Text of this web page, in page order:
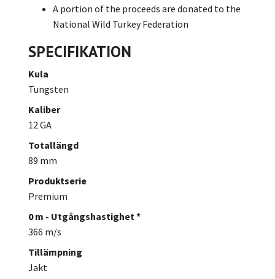
A portion of the proceeds are donated to the
National Wild Turkey Federation
SPECIFIKATION
Kula
Tungsten
Kaliber
12 GA
Totallängd
89 mm
Produktserie
Premium
0 m - Utgångshastighet *
366 m/s
Tillämpning
Jakt